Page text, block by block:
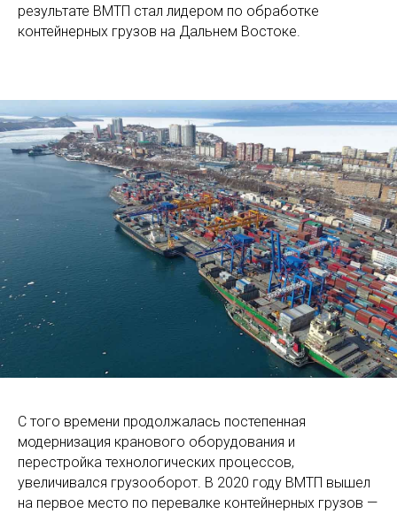
результате ВМТП стал лидером по обработке
контейнерных грузов на Дальнем Востоке.
С того времени продолжалась постепенная
модернизация кранового оборудования и
перестройка технологических процессов,
увеличивался грузооборот. В 2020 году ВМТП вышел
на первое место по перевалке контейнерных грузов —